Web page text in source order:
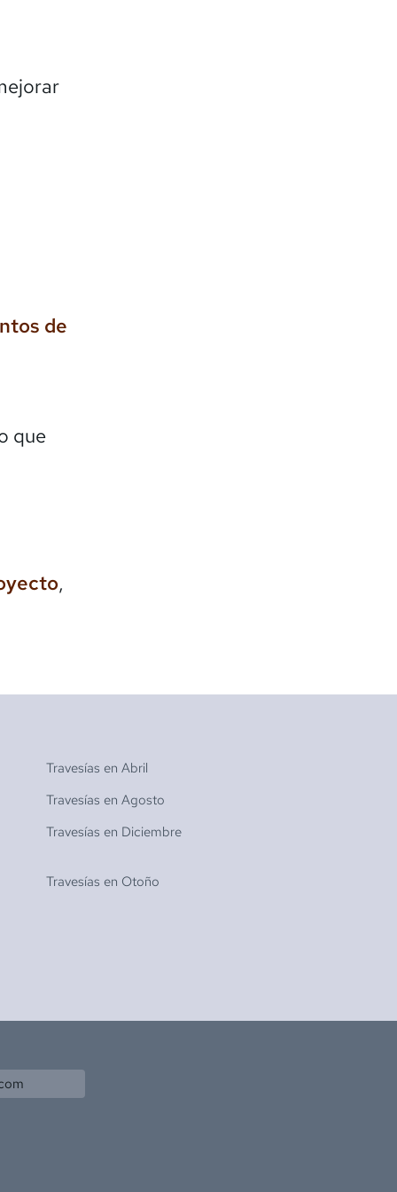
de
que
,
Travesías en Abril
Travesías en Agosto
Travesías en Diciembre
Travesías en Otoño